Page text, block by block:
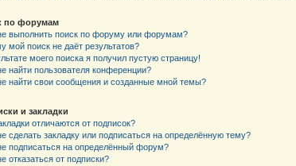
по форумам
выполнить поиск по форуму или форумам?
мой поиск не даёт результатов?
моего поиска я получил пустую страницу!
найти пользователя конференции?
найти свои сообщения и созданные мной темы?
и закладки
отличаются от подписок?
сделать закладку или подписаться на определённую тему?
подписаться на определённый форум?
отказаться от подписки?